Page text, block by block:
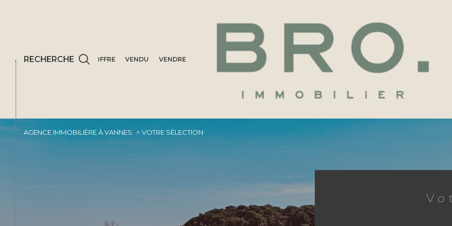
ACCUEIL ACHETER OFFRE VENDU VENDRE
RECHERCHE
Voir les83annonces
AGENCE IMMOBILIÈRE À VANNES VOTRE SÉLECTION